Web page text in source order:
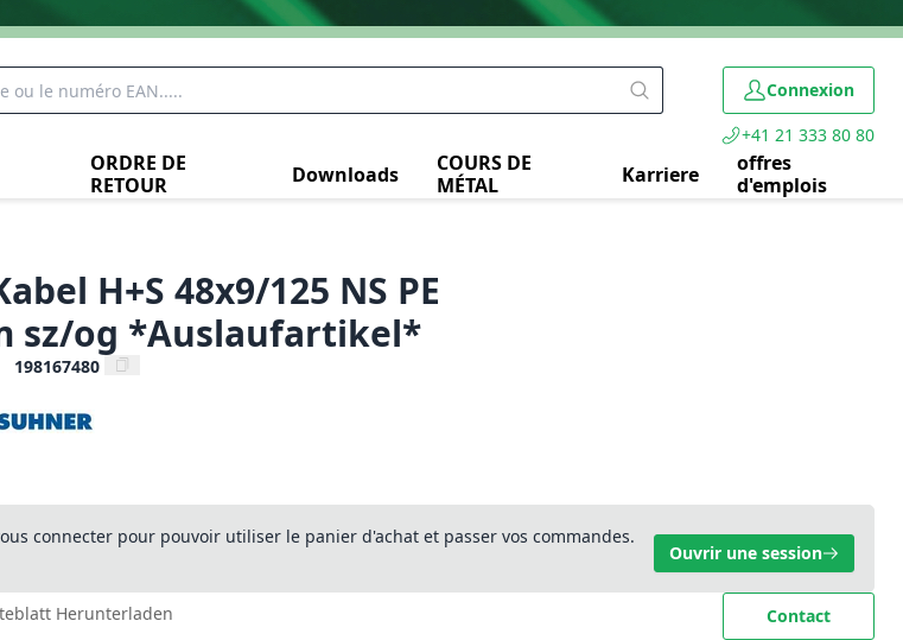
Connexion
+41 21 333 80 80
ORDRE DE
RETOUR
Downloads
COURS DE
MÉTAL
Karriere
offres
d'emplois
H+S 48x9/125 NS PE
sz/og *Auslaufartikel*
198167480
connecter pour pouvoir utiliser le panier d'achat et passer vos commandes.
Ouvrir une session
Herunterladen Contact